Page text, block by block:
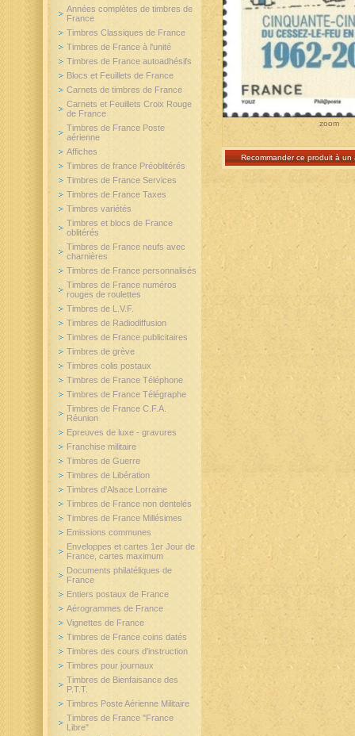
zoom
Recommander ce produit à un
Années complètes de timbres de
France
Timbres Classiques de France
Timbres de France à l'unité
Timbres de France autoadhésifs
Blocs et Feuillets de France
Carnets de timbres de France
Carnets et Feuillets Croix Rouge
de France
Timbres de France Poste
aérienne
Affiches
Timbres de france Préoblitérés
Timbres de France Services
Timbres de France Taxes
Timbres variétés
Timbres et blocs de France
oblitérés
Timbres de France neufs avec
charnières
Timbres de France personnalisés
Timbres de France numéros
rouges de roulettes
Timbres de L.V.F.
Timbres de Radiodiffusion
Timbres de France publicitaires
Timbres de grève
Timbres colis postaux
Timbres de France Téléphone
Timbres de France Télégraphe
Timbres de France C.F.A.
Réunion
Epreuves de luxe - gravures
Franchise militaire
Timbres de Guerre
Timbres de Libération
Timbres d'Alsace Lorraine
Timbres de France non dentelés
Timbres de France Millésimes
Emissions communes
Enveloppes et cartes 1er Jour de
France, cartes maximum
Documents philatéliques de
France
Entiers postaux de France
Aérogrammes de France
Vignettes de France
Timbres de France coins datés
Timbres des cours d'instruction
Timbres pour journaux
Timbres de Bienfaisance des
P.T.T.
Timbres Poste Aérienne Militaire
Timbres de France "France
Libre"